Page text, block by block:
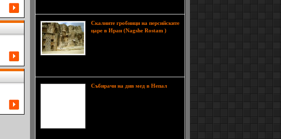
Скалните гробници на персийските
царе в Иран (Nagshe Rostam )На
Събирачи на див мед в Непал